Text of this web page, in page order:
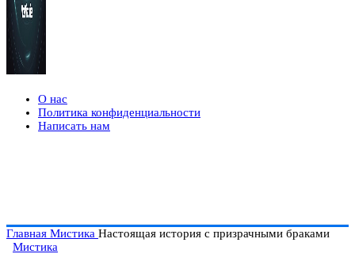
О нас
Политика конфиденциальности
Написать нам
Главная Мистика Настоящая история с призрачными браками
Мистика